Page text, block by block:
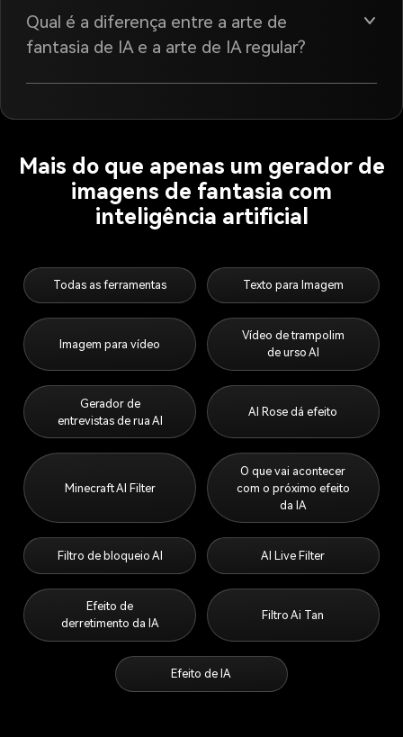
Qual é a diferença entre a arte de
fantasia de IA e a arte de IA regular?
Mais do que apenas um gerador de
imagens de fantasia com
inteligência artificial
Todas as ferramentas Texto para Imagem
Imagem para vídeo
Vídeo de trampolim
de urso AI
Gerador de
entrevistas de rua AI
AI Rose dá efeito
Minecraft AI Filter
O que vai acontecer
com o próximo efeito
da IA
Filtro de bloqueio AI AI Live Filter
Efeito de
derretimento da IA
Filtro Ai Tan
Efeito de IA